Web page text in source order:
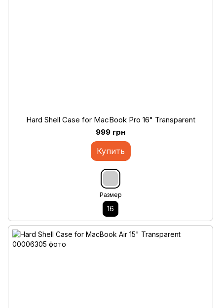
Hard Shell Case for MacBook Pro 16" Transparent
999 грн
Купить
Размер
16